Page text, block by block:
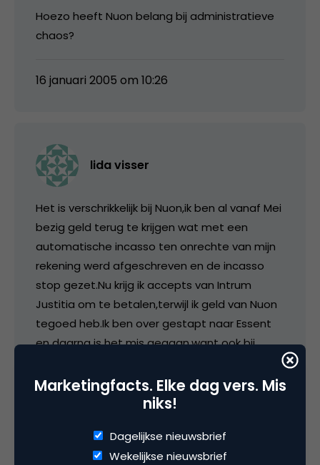
Hoezo heeft Nuon belang bij administratieve
chaos?
16 januari 2005 om 10:26
lida visser
Het is verschrikkelijk bij Nuon,ik ben al vanaf Mei
bezig geld terug te krijgen wat met een
automatische incasso ten onrechte van mijn
rekening werd afgeschreven en de incasso
stop gezet.Nu krijg ik accepts van Intrum
Justitia om te betalen,terwijl ik geld van Nuon
tegoed heb.Ik ben over gestapt naar Essent
en daarna is het mis gegaan,want ook bij
administratie,waar de consument de dupe
30 september 2005 om 09:07
Marketingfacts. Elke dag vers. Mis
niks!
Dagelijkse nieuwsbrief
Wekelijkse nieuwsbrief